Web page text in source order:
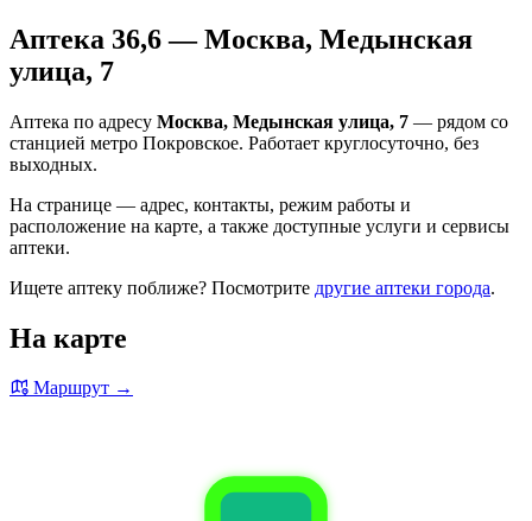
Аптека 36,6 — Москва, Медынская
улица, 7
Аптека по адресу Москва, Медынская улица, 7 — рядом со
станцией метро Покровское. Работает круглосуточно, без
выходных.
На странице — адрес, контакты, режим работы и
расположение на карте, а также доступные услуги и сервисы
аптеки.
Ищете аптеку поближе? Посмотрите другие аптеки города.
На карте
Маршрут →